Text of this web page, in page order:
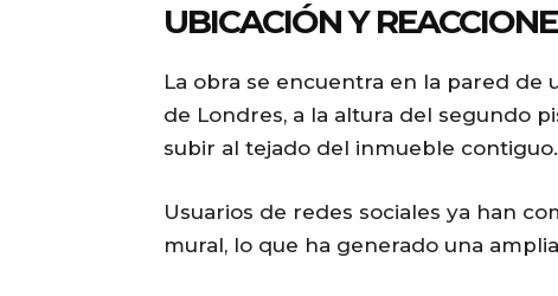
UBICACIÓN Y
La obra se encuentra en la pared de
de Londres, a la altura del segundo
subir al tejado del inmueble contiguo.
Usuarios de redes sociales ya han
mural, lo que ha generado una